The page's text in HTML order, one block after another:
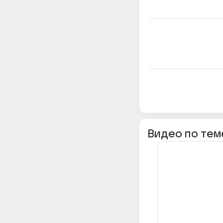
Видео по